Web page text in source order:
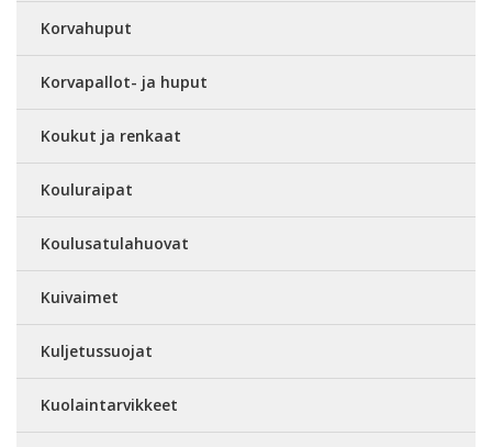
Korvahuput
Korvapallot- ja huput
Koukut ja renkaat
Kouluraipat
Koulusatulahuovat
Kuivaimet
Kuljetussuojat
Kuolaintarvikkeet